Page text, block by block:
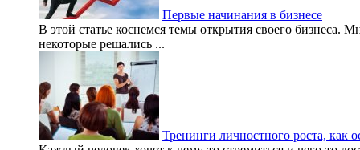
Первые начинания в бизнесе
В этой статье коснемся темы открытия своего
некоторые решались ...
Тренинги личностного роста, как